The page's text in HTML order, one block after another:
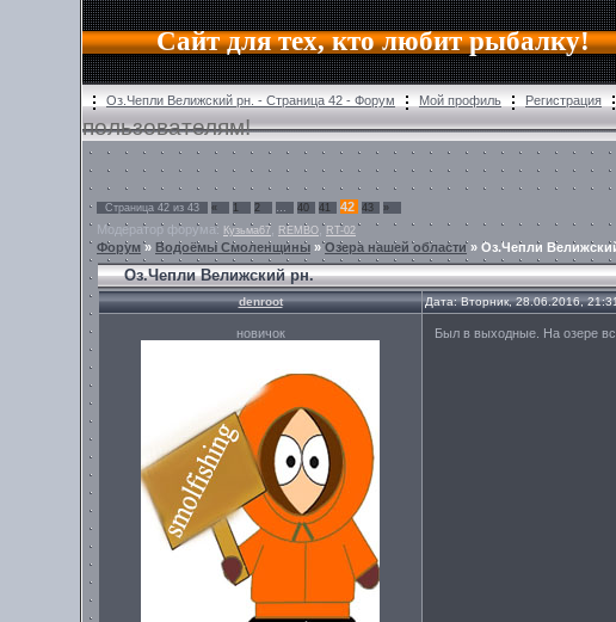
Сайт для тех, кто любит рыбалку!
Оз.Чепли Велижский рн. - Страница 42 - Форум Мой профиль Регистрация
пользователям!
Страница 42 из 43 « 1 2 … 40 41 42 43 »
Модератор форума: Кузьма67 REMBO , RT-02
Форум» Водоёмы Смоленщины »Озера нашей области» Оз.Чепли
Оз.Чепли Велижский рн.
denroot Дата: Вторник, 28.06.2016,
новичок Был в выходные. На озере